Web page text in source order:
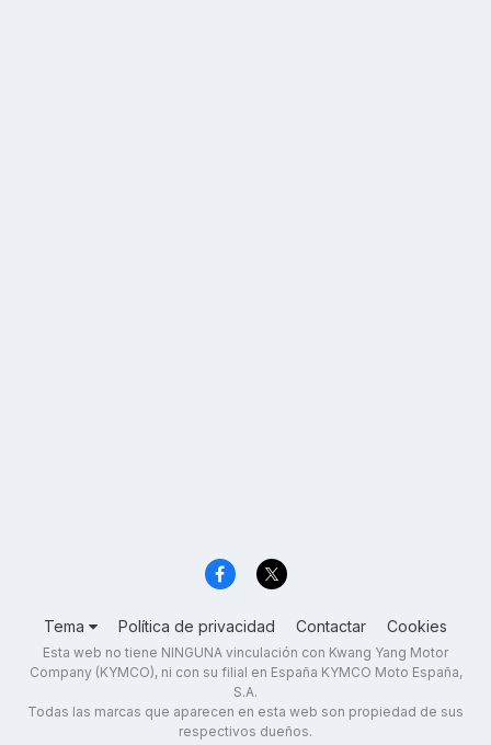
Tema Política de privacidad Contactar Cookies
Esta web no tiene NINGUNA vinculación con Kwang Yang Motor
Company (KYMCO), ni con su filial en España KYMCO Moto España,
S.A.
Todas las marcas que aparecen en esta web son propiedad de sus
respectivos dueños.